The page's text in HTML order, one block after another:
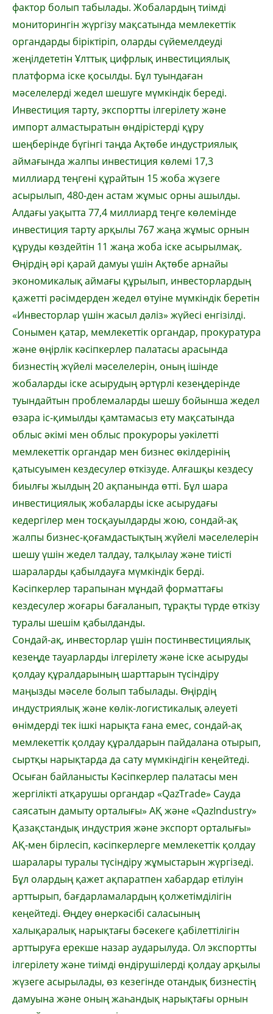
фактор болып табылады. Жобалардың тиімді
мониторингін жүргізу мақсатында мемлекеттік
органдарды біріктіріп, оларды сүйемелдеуді
жеңілдететін Ұлттық цифрлық инвестициялық
платформа іске қосылды. Бұл туындаған
мәселелерді жедел шешуге мүмкіндік береді.
Инвестиция тарту, экспортты ілгерілету және
импорт алмастыратын өндірістерді құру
шеңберінде бүгінгі таңда Ақтөбе индустриялық
аймағында жалпы инвестиция көлемі 17,3
миллиард теңгені құрайтын 15 жоба жүзеге
асырылып, 480-ден астам жұмыс орны ашылды.
Алдағы уақытта 77,4 миллиард теңге көлемінде
инвестиция тарту арқылы 767 жаңа жұмыс орнын
құруды көздейтін 11 жаңа жоба іске асырылмақ.
Өңірдің әрі қарай дамуы үшін Ақтөбе арнайы
экономикалық аймағы құрылып, инвесторлардың
қажетті рәсімдерден жедел өтуіне мүмкіндік беретін
«Инвесторлар үшін жасыл дәліз» жүйесі енгізілді.
Сонымен қатар, мемлекеттік органдар, прокуратура
және өңірлік кәсіпкерлер палатасы арасында
бизнестің жүйелі мәселелерін, оның ішінде
жобаларды іске асырудың әртүрлі кезеңдерінде
туындайтын проблемаларды шешу бойынша жедел
өзара іс-қимылды қамтамасыз ету мақсатында
облыс әкімі мен облыс прокуроры уәкілетті
мемлекеттік органдар мен бизнес өкілдерінің
қатысуымен кездесулер өткізуде. Алғашқы кездесу
биылғы жылдың 20 ақпанында өтті. Бұл шара
инвестициялық жобаларды іске асырудағы
кедергілер мен тосқауылдарды жою, сондай-ақ
жалпы бизнес-қоғамдастықтың жүйелі мәселелерін
шешу үшін жедел талдау, талқылау және тиісті
шараларды қабылдауға мүмкіндік берді.
Кәсіпкерлер тарапынан мұндай форматтағы
кездесулер жоғары бағаланып, тұрақты түрде өткізу
туралы шешім қабылданды.
Сондай-ақ, инвесторлар үшін постинвестициялық
кезеңде тауарларды ілгерілету және іске асыруды
қолдау құралдарының шарттарын түсіндіру
маңызды мәселе болып табылады. Өңірдің
индустриялық және көлік-логистикалық әлеуеті
өнімдерді тек ішкі нарықта ғана емес, сондай-ақ
мемлекеттік қолдау құралдарын пайдалана отырып,
сыртқы нарықтарда да сату мүмкіндігін кеңейтеді.
Осыған байланысты Кәсіпкерлер палатасы мен
жергілікті атқарушы органдар «QazTrade» Сауда
саясатын дамыту орталығы» АҚ және «QazIndustry»
Қазақстандық индустрия және экспорт орталығы»
АҚ-мен бірлесіп, кәсіпкерлерге мемлекеттік қолдау
шаралары туралы түсіндіру жұмыстарын жүргізеді.
Бұл олардың қажет ақпаратпен хабардар етілуін
арттырып, бағдарламалардың қолжетімділігін
кеңейтеді. Өңдеу өнеркәсібі саласының
халықаралық нарықтағы бәсекеге қабілеттілігін
арттыруға ерекше назар аударылуда. Ол экспортты
ілгерілету және тиімді өндірушілерді қолдау арқылы
жүзеге асырылады, өз кезегінде отандық бизнестің
дамуына және оның жаһандық нарықтағы орнын